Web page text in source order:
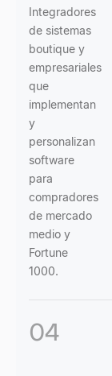
Integradores
de sistemas
boutique y
empresariales
que
implementan
y
personalizan
software
para
compradores
de mercado
medio y
Fortune
1000.
04